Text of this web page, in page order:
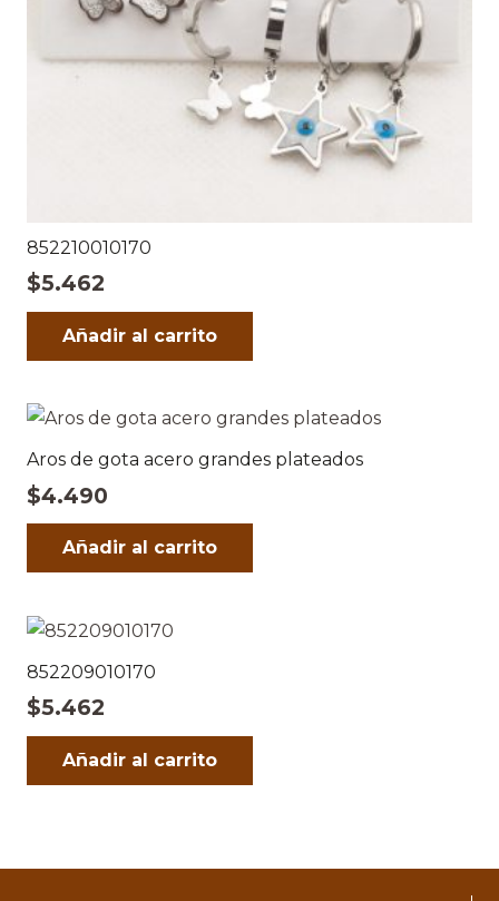
852210010170
$5.462
Añadir al carrito
Aros de gota acero grandes plateados
$4.490
Añadir al carrito
852209010170
$5.462
Añadir al carrito